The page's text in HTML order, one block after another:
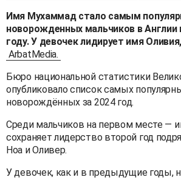
Имя Мухаммад стало самым
новорожденных мальчиков в Англии
году. У девочек лидирует имя Оливия,
ArbatMedia.
Бюро национальной статистики
опубликовало список самых
новорождённых за 2024 год.
Среди мальчиков на первом месте —
сохраняет лидерство второй год
Ноа и Оливер.
У девочек, как и в предыдущие годы,